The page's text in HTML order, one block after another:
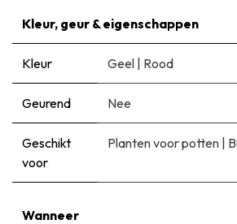
Kleur, geur & eigenschappen
Kleur Geel | Rood
Geurend Nee
Geschikt
voor
Planten voor potten |
Wanneer